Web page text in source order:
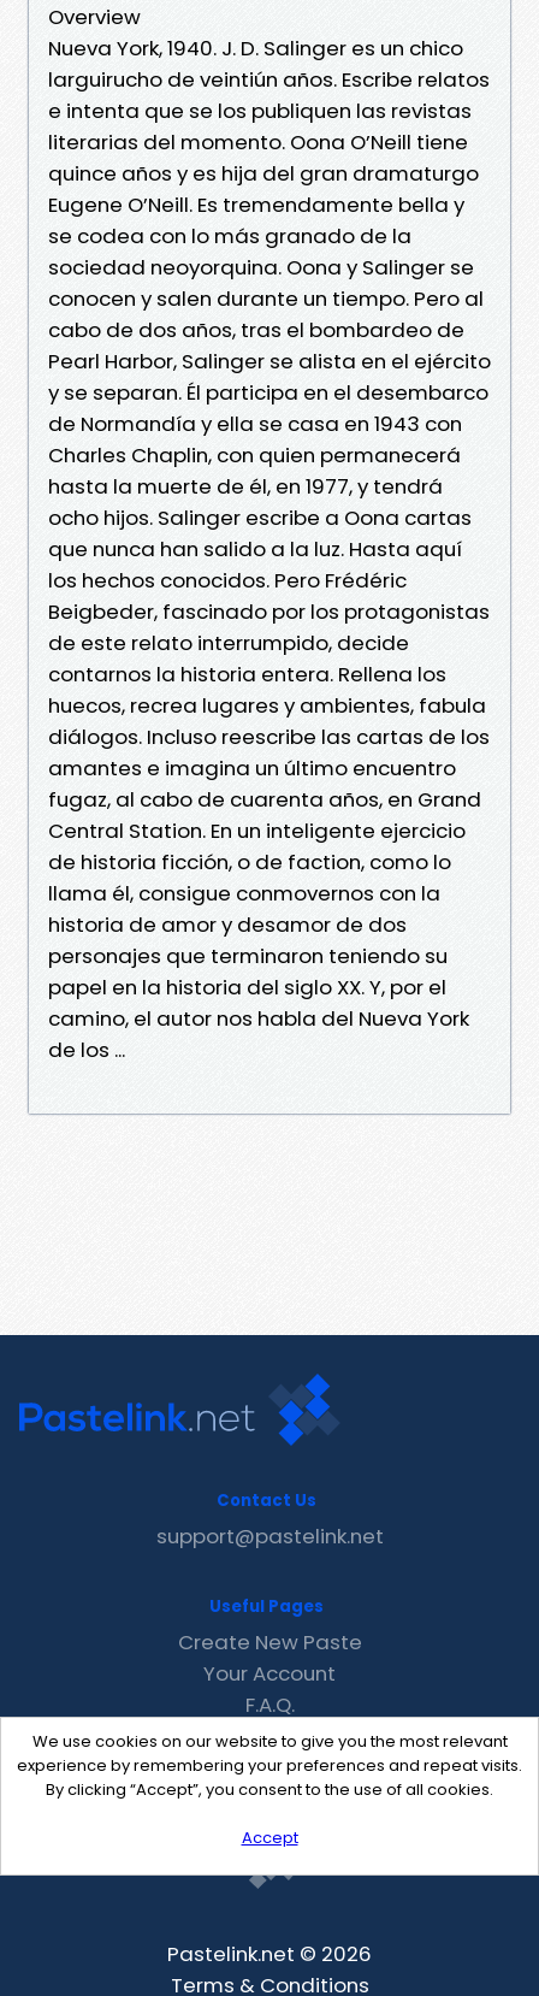
Overview
Nueva York, 1940. J. D. Salinger es un chico
larguirucho de veintiún años. Escribe relatos
e intenta que se los publiquen las revistas
literarias del momento. Oona O’Neill tiene
quince años y es hija del gran dramaturgo
Eugene O’Neill. Es tremendamente bella y
se codea con lo más granado de la
sociedad neoyorquina. Oona y Salinger se
conocen y salen durante un tiempo. Pero al
cabo de dos años, tras el bombardeo de
Pearl Harbor, Salinger se alista en el ejército
y se separan. Él participa en el desembarco
de Normandía y ella se casa en 1943 con
Charles Chaplin, con quien permanecerá
hasta la muerte de él, en 1977, y tendrá
ocho hijos. Salinger escribe a Oona cartas
que nunca han salido a la luz. Hasta aquí
los hechos conocidos. Pero Frédéric
Beigbeder, fascinado por los protagonistas
de este relato interrumpido, decide
contarnos la historia entera. Rellena los
huecos, recrea lugares y ambientes, fabula
diálogos. Incluso reescribe las cartas de los
amantes e imagina un último encuentro
fugaz, al cabo de cuarenta años, en Grand
Central Station. En un inteligente ejercicio
de historia ficción, o de faction, como lo
llama él, consigue conmovernos con la
historia de amor y desamor de dos
personajes que terminaron teniendo su
papel en la historia del siglo XX. Y, por el
camino, el autor nos habla del Nueva York
de los ...
We use cookies on our website to give you the most relevant
experience by remembering your preferences and repeat visits.
By clicking “Accept”, you consent to the use of all cookies.
Accept
Contact Us
support@pastelink.net
Useful Pages
Create New Paste
Your Account
F.A.Q.
Recent
Contact
Pastelink.net © 2026
Terms & Conditions